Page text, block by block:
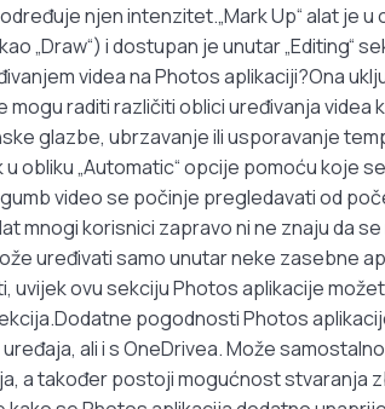
njen intenzitet.„Mark Up“ alat je
„Draw“) i dostupan je unutar
videa na Photos aplikaciji?Ona
mogu raditi različiti oblici uređivanja
glazbe, ubrzavanje ili usporavanje
u obliku „Automatic“ opcije pomoću koje
gumb video se počinje pregledavati od
mnogi korisnici zapravo ni ne znaju da
uređivati samo unutar neke zasebne
uvijek ovu sekciju Photos aplikacije
pogodnosti Photos
ali i s OneDrivea. Može
a također postoji mogućnost stvaranja